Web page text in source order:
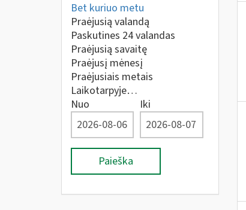
Bet kuriuo metu
Praėjusią valandą
Paskutines 24 valandas
Praėjusią savaitę
Praėjusį mėnesį
Praėjusiais metais
Laikotarpyje…
Nuo
Iki
Paieška